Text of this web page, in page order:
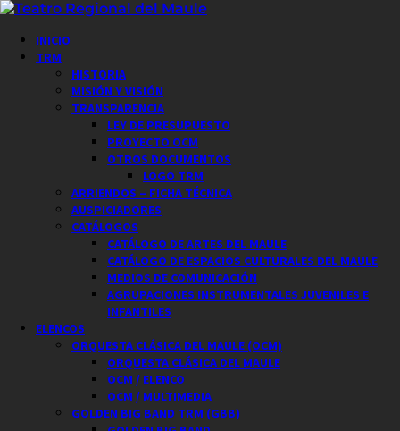
Saltar
contenido
Menú
principal
INICIO
TRM
HISTORIA
MISIÓN Y VISIÓN
TRANSPARENCIA
LEY DE PRESUPUESTO
PROYECTO OCM
OTROS DOCUMENTOS
LOGO TRM
ARRIENDOS – FICHA TÉCNICA
AUSPICIADORES
CATÁLOGOS
CATÁLOGO DE ARTES DEL MAULE
CATÁLOGO DE ESPACIOS CULTURALES DEL MAULE
MEDIOS DE COMUNICACIÓN
AGRUPACIONES INSTRUMENTALES JUVENILES E
INFANTILES
ELENCOS
ORQUESTA CLÁSICA DEL MAULE (OCM)
ORQUESTA CLÁSICA DEL MAULE
OCM / ELENCO
OCM / MULTIMEDIA
GOLDEN BIG BAND TRM (GBB)